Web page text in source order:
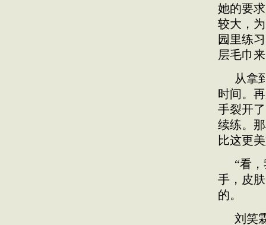
她的要
较大，
园里练
层毛巾
从拿
时间。
手裂开
续练。
比这更
“看
手，皮
的。
刘笑